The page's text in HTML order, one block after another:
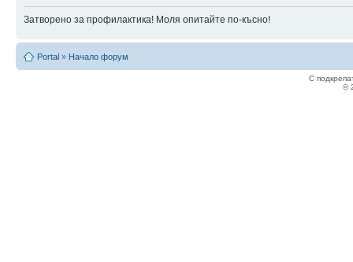
Затворено за профилактика! Моля опитайте по-късно!
Portal » Начало форум
С
©